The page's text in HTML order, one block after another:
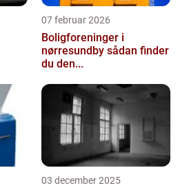
07 februar 2026
Boligforeninger i
nørresundby sådan finder
du den...
03 december 2025